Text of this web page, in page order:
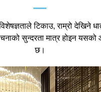
टिकाउ, राम्रो देखिने
सुन्दरता मात्र होइन यसको
छ।